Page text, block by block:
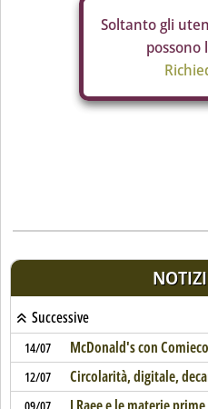
Soltanto gli
possono
Successive
14/07 McDonald's con
12/07 Circolarità, digitale,